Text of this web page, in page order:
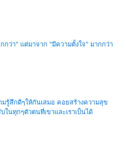
กว่า" แต่มาจาก "มีความตั้งใจ" มากกว่า
สึกดีๆให้กันเสมอ คอยสร้างความสุข
นทุกๆตัวตนที่เขาและเราเป็นได้